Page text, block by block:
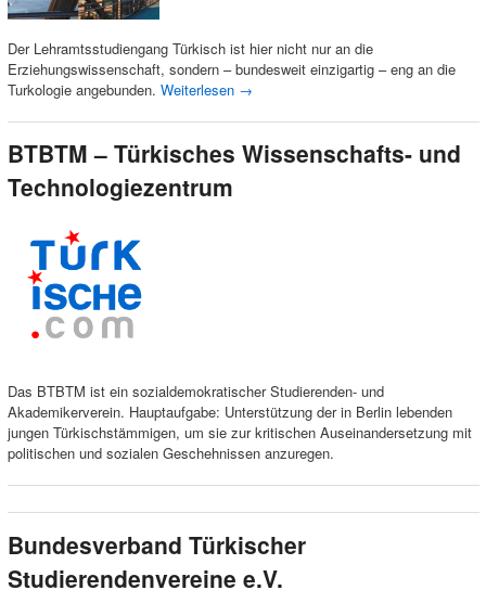
Der Lehramtsstudiengang Türkisch ist hier nicht nur an die
Erziehungswissenschaft, sondern – bundesweit einzigartig – eng an die
Turkologie angebunden. Weiterlesen →
BTBTM – Türkisches Wissenschafts- und
Technologiezentrum
Das BTBTM ist ein sozialdemokratischer Studierenden- und
Akademikerverein. Hauptaufgabe: Unterstützung der in Berlin lebenden
jungen Türkischstämmigen, um sie zur kritischen Auseinandersetzung mit
politischen und sozialen Geschehnissen anzuregen.
Bundesverband Türkischer
Studierendenvereine e.V.